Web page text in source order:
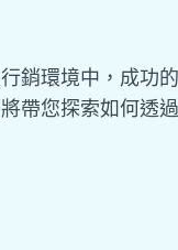
銷環境中，成功
帶您探索如何透